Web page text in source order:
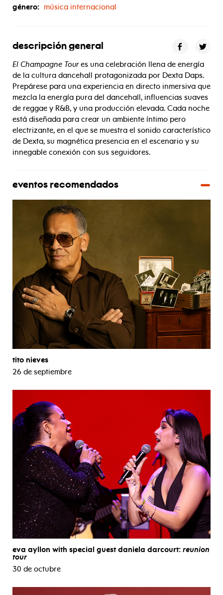
género: música internacional
descripción general
El Champagne Toures una celebración llena de energía
de la cultura dancehall protagonizada por Dexta Daps.
Prepárese para una experiencia en directo inmersiva que
mezcla la energía pura del dancehall, influencias suaves
de reggae y R&B, y una producción elevada. Cada noche
está diseñada para crear un ambiente íntimo pero
electrizante, en el que se muestra el sonido característico
de Dexta, su magnética presencia en el escenario y su
innegable conexión con sus seguidores.
eventos recomendados
tito nieves
26 de septiembre
eva ayllon with special guest daniela darcourt: reunion
tour
30 de octubre